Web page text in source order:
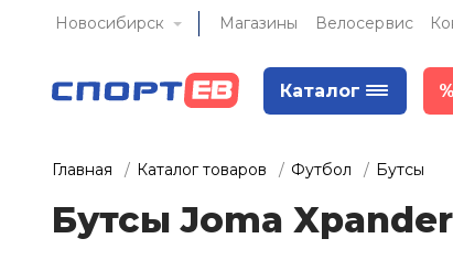
Новосибирск Магазины Велосервис
Каталог %
Главная Каталог товаров Футбол Бутсы
Бутсы Joma